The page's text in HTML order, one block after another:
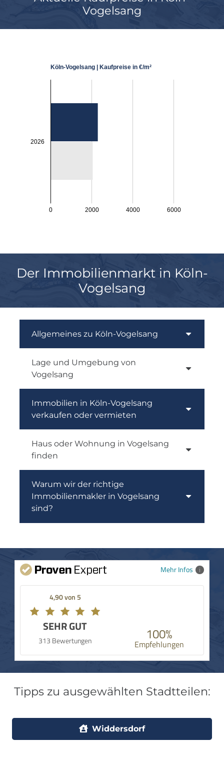
Vogelsang
Köln-Vogelsang | Kaufpreise in €/m²
0 2000 4000 6000
2026
Der Immobilienmarkt in Köln-
Vogelsang
Allgemeines zu Köln-Vogelsang
Lage und Umgebung von
Vogelsang
Immobilien in Köln-Vogelsang
verkaufen oder vermieten
Haus oder Wohnung in Vogelsang
finden
Warum wir der richtige
Immobilienmakler in Vogelsang
sind?
Mehr Infos
4,90 von 5
SEHR GUT
313 Bewertungen 100%
Empfehlungen
Tipps zu ausgewählten Stadtteilen:
Widdersdorf